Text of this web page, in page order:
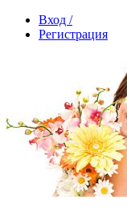
Вход /
Регистрация